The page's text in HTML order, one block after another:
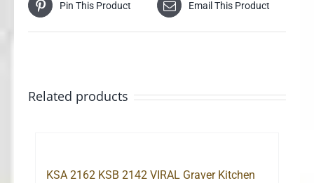
Pin This Product Email This Product
Related products
KSA 2162 KSB 2142 VIRAL Graver Kitchen